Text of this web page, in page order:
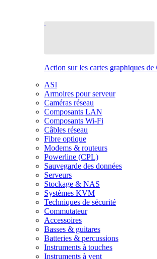
Action sur les cartes graphiques de
ASI
Armoires pour serveur
Caméras réseau
Composants LAN
Composants Wi-Fi
Câbles réseau
Fibre optique
Modems & routeurs
Powerline (CPL)
Sauvegarde des données
Serveurs
Stockage & NAS
Systèmes KVM
Techniques de sécurité
Commutateur
Accessoires
Basses & guitares
Batteries & percussions
Instruments à touches
Instruments à vent